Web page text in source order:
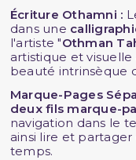
Écriture Othamni :
dans une
l'artiste "Othman
artistique et
beauté intrinsèque
Marque-Pages
deux fils marque-
navigation dans le
ainsi lire et
temps.